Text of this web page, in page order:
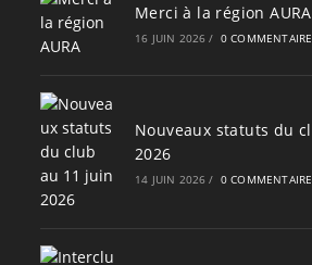
Merci à la région AURA
16 JUIN 2026 / 0 COMMENTAIRE
Nouveaux statuts du
2026
14 JUIN 2026 / 0 COMMENTAIRE